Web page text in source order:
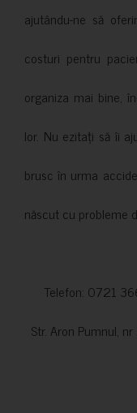
ajutându-ne să
costuri pentru
organiza mai bine,
lor. Nu ezitați să îi
brusc în urma
născut cu probleme
Telefon: 0721
Str. Aron Pumnul,